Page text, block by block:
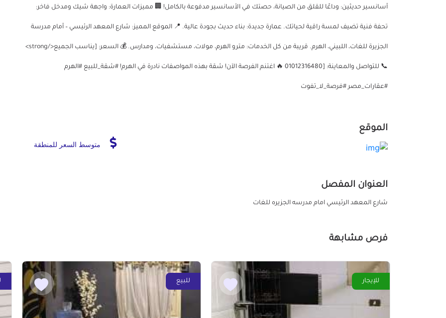
أسانسير حديثين: وداعًا للقلق من الصيانة، حصتك في الأسانسير مدفوعة بالكامل! 🏢 مميزات العمارة: واجهة شيك ومدخل فاخر:
تحفة فنية تضيف لمسة راقية لحياتك. عمارة جديدة: بناء حديث بجودة عالية. 📍 الموقع المميز: شارع المعهد الرئيسي – أمام مدرسة
الجزيرة للغات، اللبيني، الهرم. قريبة من كل الخدمات: مترو الهرم، مولات، مستشفيات، ومدارس. 💰 السعر: [يناسب الجميع</strong>
📞 للتواصل والمعاينة: [01012316480 🔥 اغتنم الفرصة الآن! شقة بهذه المواصفات نادرة في الهرم! #شقة_للبيع #الهرم
#عقارات_مصر #فرصة_لا_تفوت
الموقع
متوسط السعر للمنطقة
العنوان المفصل
شارع المعهد الرئيسي امام مدرسه الجزيره للغات
فرص مشابهة
للإيجار للبيع